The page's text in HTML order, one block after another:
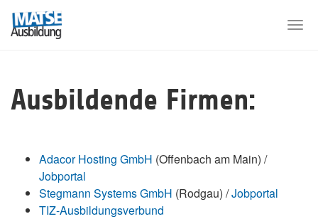
main
Ausbildende Firmen:
Adacor Hosting GmbH (Offenbach am Main) /
Jobportal
Stegmann Systems GmbH (Rodgau) /Jobportal
TIZ-Ausbildungsverbund